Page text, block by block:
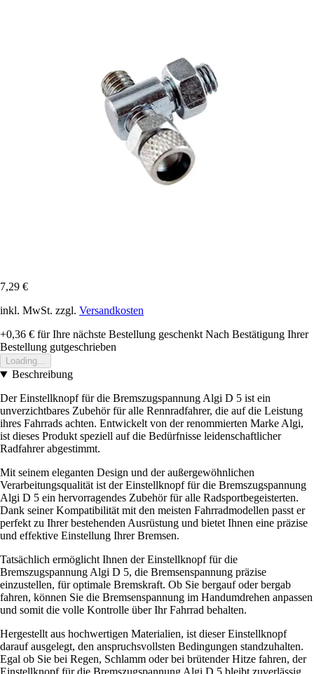
7,29 €
inkl. MwSt. zzgl. Versandkosten
+0,36 € für Ihre nächste Bestellung geschenkt Nach Bestätigung Ihrer
Bestellung gutgeschrieben
Loading...
Beschreibung
Der Einstellknopf für die Bremszugspannung Algi D 5 ist ein
unverzichtbares Zubehör für alle Rennradfahrer, die auf die Leistung
ihres Fahrrads achten. Entwickelt von der renommierten Marke Algi,
ist dieses Produkt speziell auf die Bedürfnisse leidenschaftlicher
Radfahrer abgestimmt.
Mit seinem eleganten Design und der außergewöhnlichen
Verarbeitungsqualität ist der Einstellknopf für die Bremszugspannung
Algi D 5 ein hervorragendes Zubehör für alle Radsportbegeisterten.
Dank seiner Kompatibilität mit den meisten Fahrradmodellen passt er
perfekt zu Ihrer bestehenden Ausrüstung und bietet Ihnen eine präzise
und effektive Einstellung Ihrer Bremsen.
Tatsächlich ermöglicht Ihnen der Einstellknopf für die
Bremszugspannung Algi D 5, die Bremsenspannung präzise
einzustellen, für optimale Bremskraft. Ob Sie bergauf oder bergab
fahren, können Sie die Bremsenspannung im Handumdrehen anpassen
und somit die volle Kontrolle über Ihr Fahrrad behalten.
Hergestellt aus hochwertigen Materialien, ist dieser Einstellknopf
darauf ausgelegt, den anspruchsvollsten Bedingungen standzuhalten.
Egal ob Sie bei Regen, Schlamm oder bei brütender Hitze fahren, der